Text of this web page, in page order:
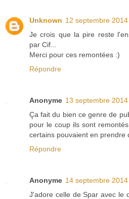
Unknown 12 septembre
Je crois que la pire reste
par Cif...
Merci pour ces remontées :)
Répondre
Anonyme 13 septembre
Ça fait du bien ce genre de
pour le coup ils sont
certains pouvaient en prendre
Répondre
Anonyme 14 septembre
J'adore celle de Spar avec le